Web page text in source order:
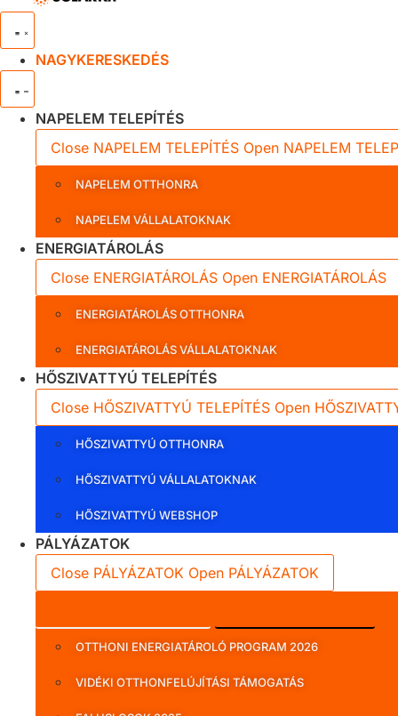
NAGYKERESKEDÉS
NAPELEM TELEPÍTÉS
Close NAPELEM TELEPÍTÉS Open NAPELEM
NAPELEM OTTHONRA
NAPELEM VÁLLALATOKNAK
ENERGIATÁROLÁS
Close ENERGIATÁROLÁS Open ENERGIATÁROLÁS
ENERGIATÁROLÁS OTTHONRA
ENERGIATÁROLÁS VÁLLALATOKNAK
HŐSZIVATTYÚ TELEPÍTÉS
Close HŐSZIVATTYÚ TELEPÍTÉS Open
HŐSZIVATTYÚ OTTHONRA
HŐSZIVATTYÚ VÁLLALATOKNAK
HŐSZIVATTYÚ WEBSHOP
PÁLYÁZATOK
Close PÁLYÁZATOK Open PÁLYÁZATOK
OTTHONI ENERGIATÁROLÓ PROGRAM 2026
VIDÉKI OTTHONFELÚJÍTÁSI TÁMOGATÁS